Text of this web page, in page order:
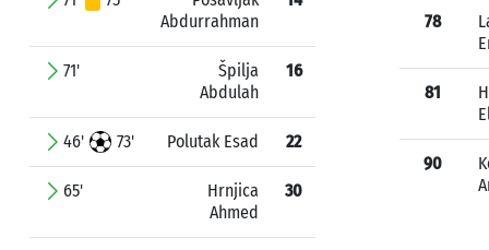
Abdurrahman
71'
Špilja
Abdulah
16
46' 73' Polutak Esad 22
65'
Hrnjica
Ahmed
30
78
81
90